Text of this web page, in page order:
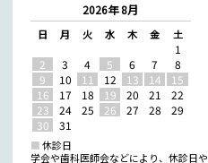
2026年 8月
日 月 火 水 木 金 土
1
2
3 4 5 6 7
8
9
10 11 12 13 14
15
16
17 18 19 20 21
22
23
24 25 26 27 28
29
30
31
■休診日
学会や歯科医師会などにより、休診日